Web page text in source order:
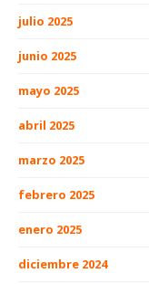
julio 2025
junio 2025
mayo 2025
abril 2025
marzo 2025
febrero 2025
enero 2025
diciembre 2024